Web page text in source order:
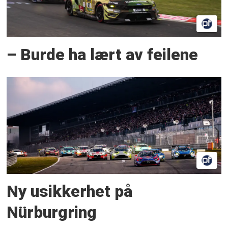
– Burde ha lært av feilene
Ny usikkerhet på
Nürburgring